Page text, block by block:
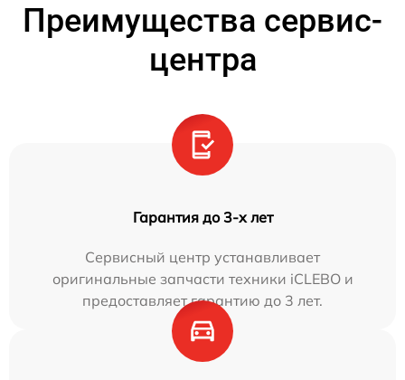
Преимущества сервис-
центра
Гарантия до 3-х лет
Сервисный центр устанавливает
оригинальные запчасти техники iCLEBO и
предоставляет гарантию до 3 лет.